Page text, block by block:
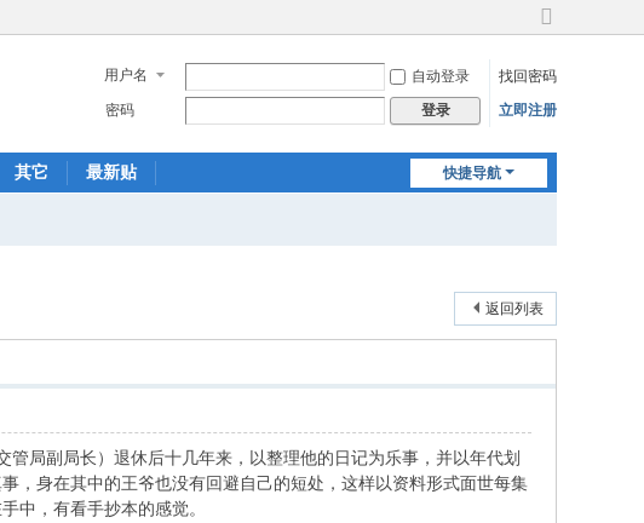
切
到
宽
用户名 自动登录
找回密码
密码
登录 立即注册
快捷导航
其它 最新贴
返回列表
局副局长）退休后十几年来，以整理他的日记为乐事，并以年代划
，身在其中的王爷也没有回避自己的短处，这样以资料形式面世每集
中，有看手抄本的感觉。